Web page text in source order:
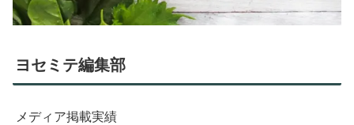
ヨセミテ編集部
メディア掲載実績